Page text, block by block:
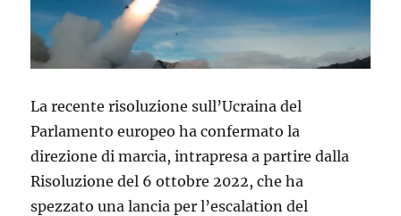
La recente risoluzione sull’Ucraina del
Parlamento europeo ha confermato la
direzione di marcia, intrapresa a partire dalla
Risoluzione del 6 ottobre 2022, che ha
spezzato una lancia per l’escalation del